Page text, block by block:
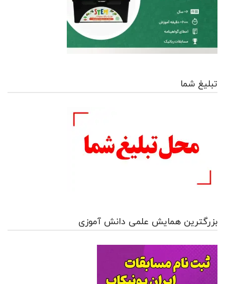
تبلیغ شما
بزرگترین همایش علمی دانش آموزی